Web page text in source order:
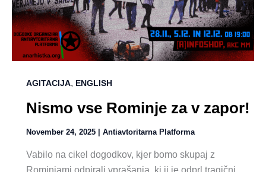
AGITACIJA, ENGLISH
Nismo vse Rominje za v zapor!
November 24, 2025 Antiavtoritarna Platforma
Vabilo na cikel dogodkov, kjer bomo skupaj z
Rominjami odpirali vprašanja, ki ji je odprl tragični